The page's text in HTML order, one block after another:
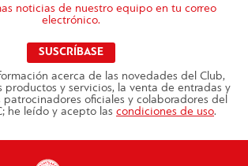
noticias de nuestro equipo en tu correo
electrónico.
SUSCRÍBASE
acerca de las novedades del Club,
productos y servicios, la venta de entradas y
patrocinadores oficiales y colaboradores del
he leído y acepto las condiciones de uso.